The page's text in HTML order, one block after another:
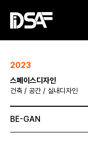
2023
스페이스디자인
건축 / 공간 / 실내디자인
BE-GAN